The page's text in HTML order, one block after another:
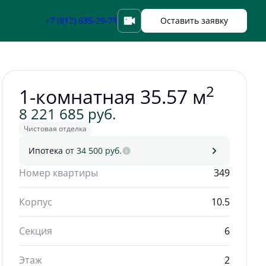
+7 (812) 635-29-71 Оставить заявку
Забронировать
1-комнатная 35.57 м2
8 221 685 руб.
Чистовая отделка
Ипотека от 34 500 руб.
Номер квартиры 349
Корпус 10.5
Секция 6
Этаж 2